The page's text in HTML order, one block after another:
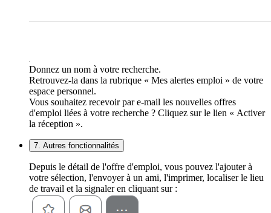
Donnez un nom à votre recherche.
Retrouvez-la dans la rubrique « Mes alertes emploi » de votre
espace personnel.
Vous souhaitez recevoir par e-mail les nouvelles offres
d'emploi liées à votre recherche ? Cliquez sur le lien « Activer
la réception ».
7. Autres fonctionnalités
Depuis le détail de l'offre d'emploi, vous pouvez l'ajouter à
votre sélection, l'envoyer à un ami, l'imprimer, localiser le lieu
de travail et la signaler en cliquant sur :